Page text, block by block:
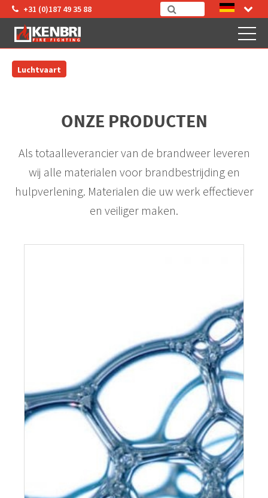
+31 (0)187 49 35 88
Luchtvaart
ONZE PRODUCTEN
Als totaalleverancier van de brandweer leveren
wij alle materialen voor brandbestrijding en
hulpverlening. Materialen die uw werk effectiever
en veiliger maken.